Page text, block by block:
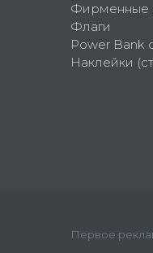
Фирменные
Флаги
Power Bank
Наклейки
Первое